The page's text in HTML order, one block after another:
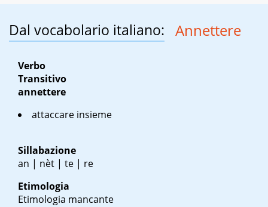
Dal vocabolario italiano: Annettere
Verbo
Transitivo
annettere
attaccare insieme
Sillabazione
an | nèt | te | re
Etimologia
Etimologia mancante